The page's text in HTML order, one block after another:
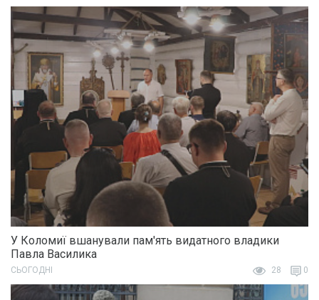
У Коломиї вшанували пам'ять видатного владики
Павла Василика
СЬОГОДНІ 28 0